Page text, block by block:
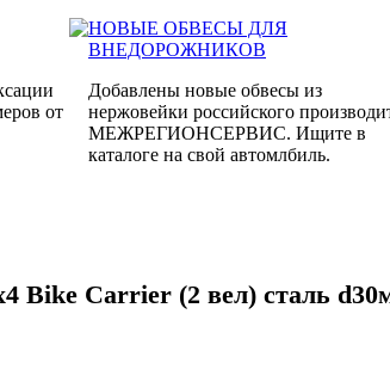
от
НОВЫЕ ОБВЕСЫ ДЛЯ
ВНЕДОРОЖНИКОВ
Добавлены новые обвесы из
нержовейки российского
МЕЖРЕГИОНСЕРВИС. Ищите в
каталоге на свой автомлбиль.
Bike Carrier (2 вел) сталь